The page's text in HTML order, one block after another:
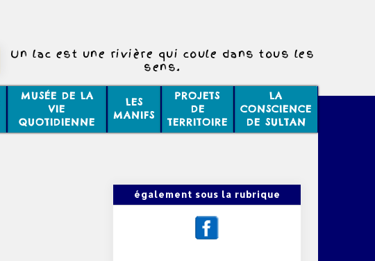
Un lac est une rivière qui coule dans tous les
sens.
MUSÉE DE LA
VIE
QUOTIDIENNE
LES
MANIFS
PROJETS
DE
TERRITOIRE
LA
CONSCIENCE
DE SULTAN
également sous la rubrique